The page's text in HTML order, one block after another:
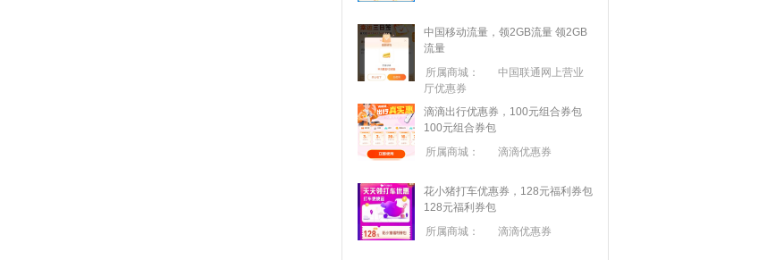
中国移动流量，领2GB流量 领2GB
流量
所属商城：
中国联通网上营业
厅优惠券
滴滴出行优惠券，100元组合券包
100元组合券包
所属商城：
滴滴优惠券
花小猪打车优惠券，128元福利券包
128元福利券包
所属商城：
滴滴优惠券